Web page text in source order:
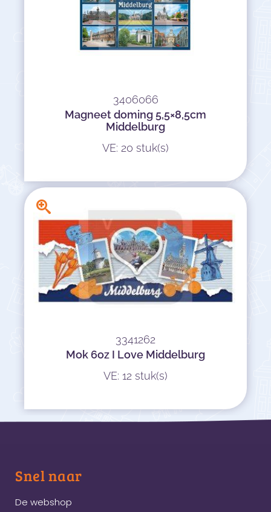
3406066
Magneet doming 5,5×8,5cm
Middelburg
VE: 20 stuk(s)
3341262
Mok 6oz I Love Middelburg
VE: 12 stuk(s)
Snel naar
De webshop